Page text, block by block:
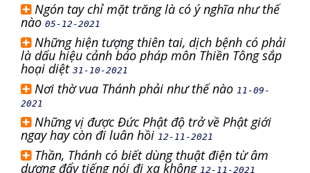
Ngón tay chỉ mặt trăng là có ý nghĩa như thế
nào05-12-2021
Những hiện tượng thiên tai, dịch bệnh có phải
là dấu hiệu cảnh báo pháp môn Thiền Tông sắp
hoại diệt 31-10-2021
Nơi thờ vua Thánh phải như thế nào 11-09-
2021
Những vị được Đức Phật độ trở về Phật giới
ngay hay còn đi luân hồi 12-11-2021
Thần, Thánh có biết dùng thuật điện từ âm
dương đẩy tiếng nói đi xa không 12-11-2021